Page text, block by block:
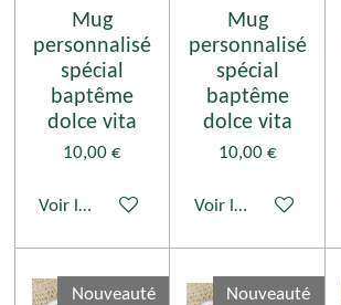
Mug
personnalisé
spécial
baptême
dolce vita
10,00 €
Voir les détails
Mug
personnalisé
spécial
baptême
dolce vita
10,00 €
Voir les détails
Nouveauté Nouveauté